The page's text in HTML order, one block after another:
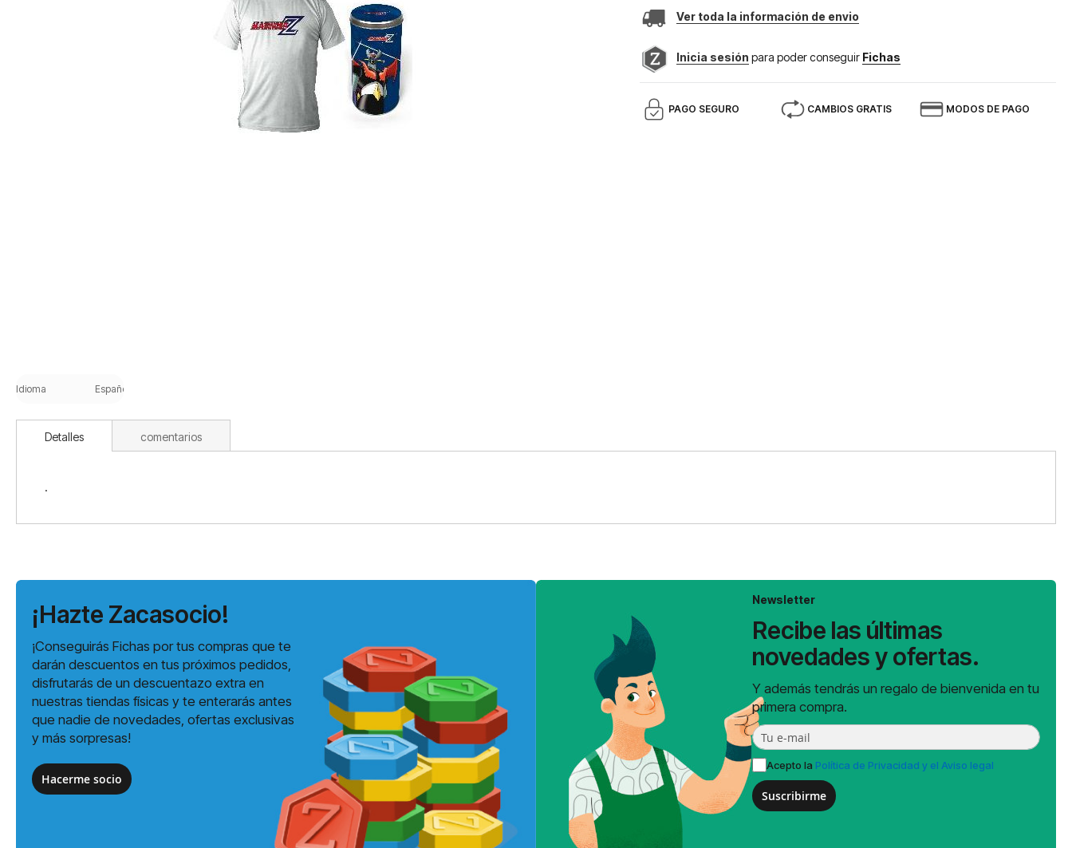
comienzo
la
galería
Ver toda la información de envio
Inicia sesión para poder conseguir Fichas
PAGO SEGURO CAMBIOS GRATIS MODOS DE PAGO
Idioma Español
Detalles
.
comentarios
¡Hazte Zacasocio!
¡Conseguirás Fichas por tus compras que te
darán descuentos en tus próximos pedidos,
disfrutarás de un descuentazo extra en
nuestras tiendas físicas y te enterarás antes
que nadie de novedades, ofertas exclusivas
y más sorpresas!
Hacerme socio
Newsletter
Recibe las últimas
novedades y ofertas.
Y además tendrás un regalo de bienvenida en tu
primera compra.
Acepto la Política de Privacidad y el Aviso legal
Suscribirme